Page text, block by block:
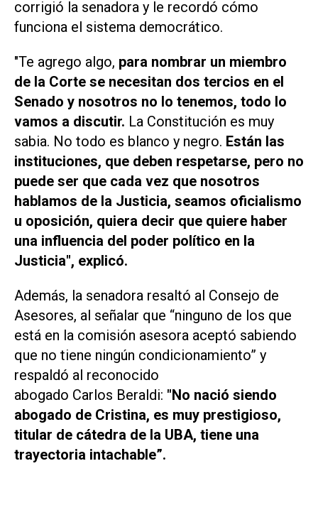
corrigió la senadora y le recordó cómo
funciona el sistema democrático.
"Te agrego algo, para nombrar un miembro
de la Corte se necesitan dos tercios en el
Senado y nosotros no lo tenemos, todo lo
vamos a discutir. La Constitución es muy
sabia. No todo es blanco y negro. Están las
instituciones, que deben respetarse, pero no
puede ser que cada vez que nosotros
hablamos de la Justicia, seamos oficialismo
u oposición, quiera decir que quiere haber
una influencia del poder político en la
Justicia", explicó.
Además, la senadora resaltó al Consejo de
Asesores, al señalar que “ninguno de los que
está en la comisión asesora aceptó sabiendo
que no tiene ningún condicionamiento” y
respaldó al reconocido
abogado Carlos Beraldi: "No nació siendo
abogado de Cristina, es muy prestigioso,
titular de cátedra de la UBA, tiene una
trayectoria intachable”.